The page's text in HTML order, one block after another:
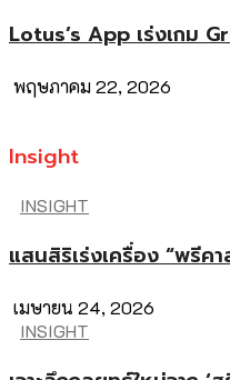
Lotus’s App เร่งเกม
พฤษภาคม 22, 2026
Insight
INSIGHT
แสนสิริเร่งเครื่อง “พรีค
เมษายน 24, 2026
INSIGHT